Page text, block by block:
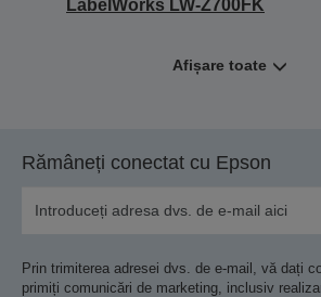
LabelWorks LW-Z700FK
Afișare toate
Rămâneți conectat cu Epson
Prin trimiterea adresei dvs. de e-mail, vă dați
primiți comunicări de marketing, inclusiv